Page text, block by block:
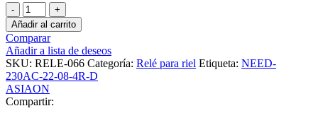
Rele
Programable
Need-
230AC-
22-
08-
4r-
D
cantidad
Añadir al carrito
Comparar
Añadir a lista de deseos
SKU: RELE-066 Categoría: Relé para riel Etiqueta: NEED-
230AC-22-08-4R-D
ASIAON
Compartir: